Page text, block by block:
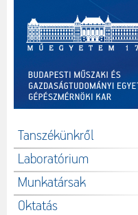
Tanszékünkről
Laboratórium
Munkatársak
Oktatás